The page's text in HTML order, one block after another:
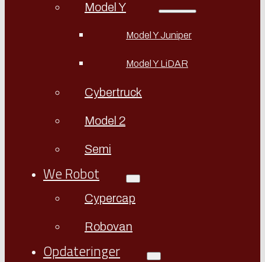
Model Y
Model Y Juniper
Model Y LiDAR
Cybertruck
Model 2
Semi
We Robot
Cypercap
Robovan
Opdateringer